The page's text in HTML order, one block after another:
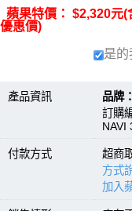
蘋果特價： $2,320元(
優惠價)
是的
產品資訊 品牌：
訂購
NAVI
付款方式 超商
方式
加入